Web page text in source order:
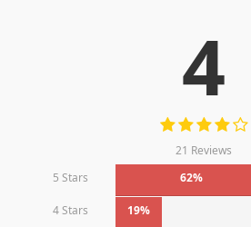
4
21 Reviews
5 Stars
62%
4 Stars 19%